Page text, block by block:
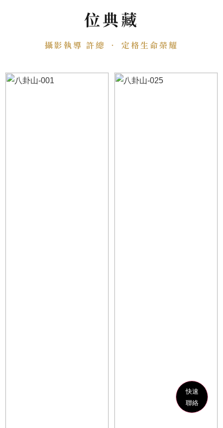
位典藏
攝影執導 許總 ‧ 定格生命榮耀
快速
聯絡